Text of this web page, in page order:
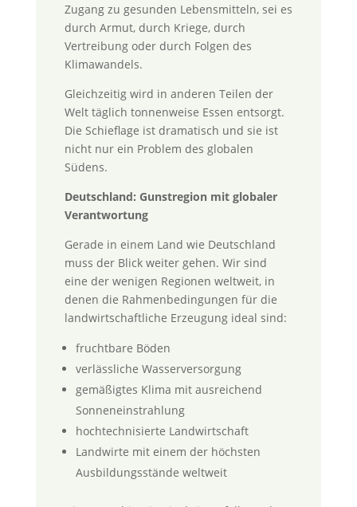
Zugang zu gesunden Lebensmitteln, sei es
durch Armut, durch Kriege, durch
Vertreibung oder durch Folgen des
Klimawandels.
Gleichzeitig wird in anderen Teilen der
Welt täglich tonnenweise Essen entsorgt.
Die Schieflage ist dramatisch und sie ist
nicht nur ein Problem des globalen
Südens.
Deutschland: Gunstregion mit globaler
Verantwortung
Gerade in einem Land wie Deutschland
muss der Blick weiter gehen. Wir sind
eine der wenigen Regionen weltweit, in
denen die Rahmenbedingungen für die
landwirtschaftliche Erzeugung ideal sind:
fruchtbare Böden
verlässliche Wasserversorgung
gemäßigtes Klima mit ausreichend
Sonneneinstrahlung
hochtechnisierte Landwirtschaft
Landwirte mit einem der höchsten
Ausbildungsstände weltweit